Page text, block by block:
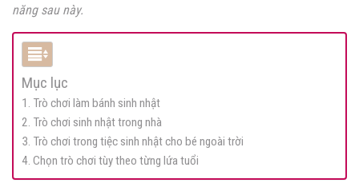
năng sau này.
Mục lục
1. Trò chơi làm bánh sinh nhật
2. Trò chơi sinh nhật trong nhà
3. Trò chơi trong tiệc sinh nhật cho bé ngoài trời
4. Chọn trò chơi tùy theo từng lứa tuổi